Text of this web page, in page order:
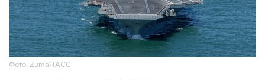
Фото: Zuma\ТАСС